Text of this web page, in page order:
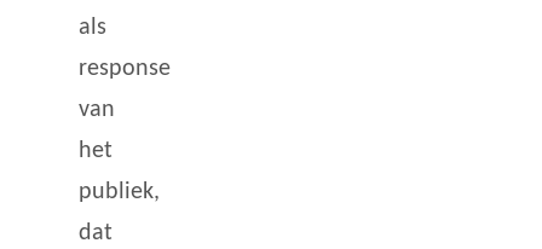
als
response
van
het
publiek,
dat